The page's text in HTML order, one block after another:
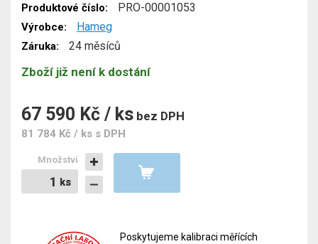
Produktové číslo: PRO-00001053
Výrobce: Hameg
Záruka: 24 měsíců
Zboží již není k dostání
67 590 Kč / ks bez DPH
81 784 Kč / ks s DPH
ks
Množství
ks
Poskytujeme kalibraci měřících